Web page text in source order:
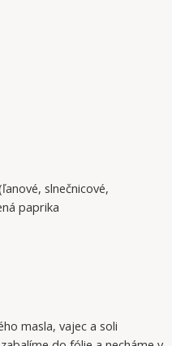
slnečnicové,
paprika
masla, vajec a soli